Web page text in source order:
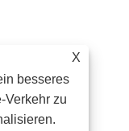
X
besseres
Verkehr zu